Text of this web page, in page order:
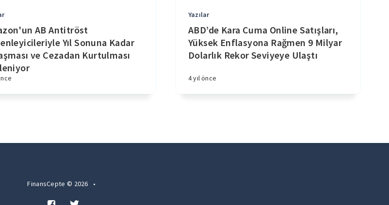
AB Antitröst
Yıl Sonuna Kadar
ve Cezadan Kurtulması
Yazılar
ABD’de Kara Cuma Online Satışları,
Yüksek Enflasyona Rağmen 9 Milyar
Dolarlık Rekor Seviyeye Ulaştı
4 yıl önce
FinansCepte © 2026 •